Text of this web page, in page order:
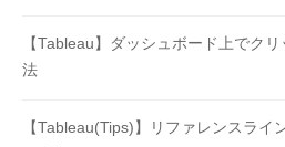
【Tableau】ダッシュボード上でク
法
【Tableau(Tips)】リファレンスライ